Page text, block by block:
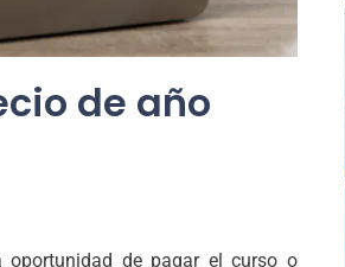
de año
oportunidad de pagar el curso o